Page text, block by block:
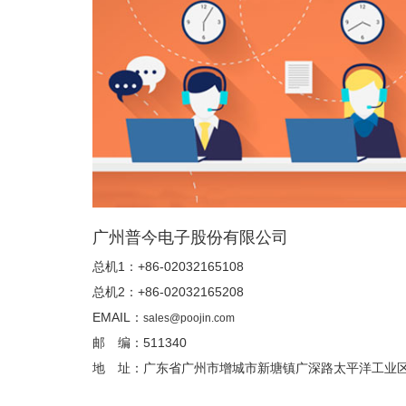
广州普今电子股份有限公司
总机1：+86-02032165108
总机2：+86-02032165208
EMAIL： sales@poojin.com
邮 编：511340
地 址：广东省广州市增城市新塘镇广深路太平洋工业